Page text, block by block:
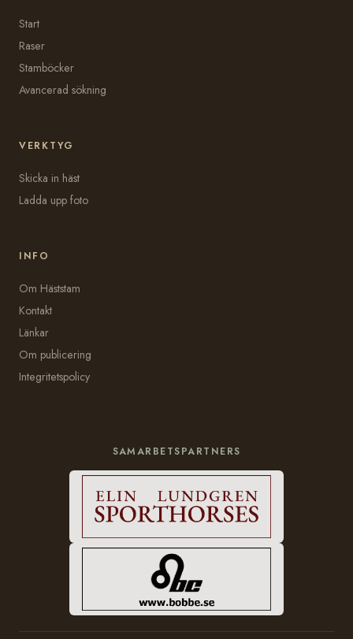
Start
Raser
Stamböcker
Avancerad sökning
VERKTYG
Skicka in häst
Ladda upp foto
INFO
Om Häststam
Kontakt
Länkar
Om publicering
Integritetspolicy
SAMARBETSPARTNERS